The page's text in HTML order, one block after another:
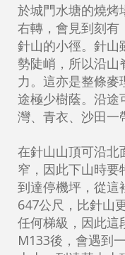
於城門水塘的燒烤
右轉，會見到刻有
針山的小徑。針山
勢陡峭，所以沿山
力。這亦是整條
途極少樹蔭。沿途
灣、青衣、沙田一
在針山山頂可沿北
窄，因此下山時要
到達停機坪，從這
647公尺，比針山
任何梯級，因此這
M133後，會遇到